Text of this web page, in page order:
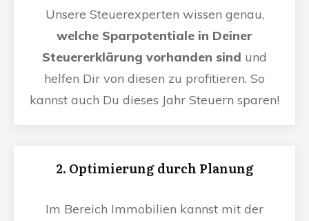
Unsere Steuerexperten wissen genau,
welche Sparpotentiale in Deiner
Steuererklärung vorhanden sind und
helfen Dir von diesen zu profitieren. So
kannst auch Du dieses Jahr Steuern sparen!
2. Optimierung durch Planung
Im Bereich Immobilien kannst mit der